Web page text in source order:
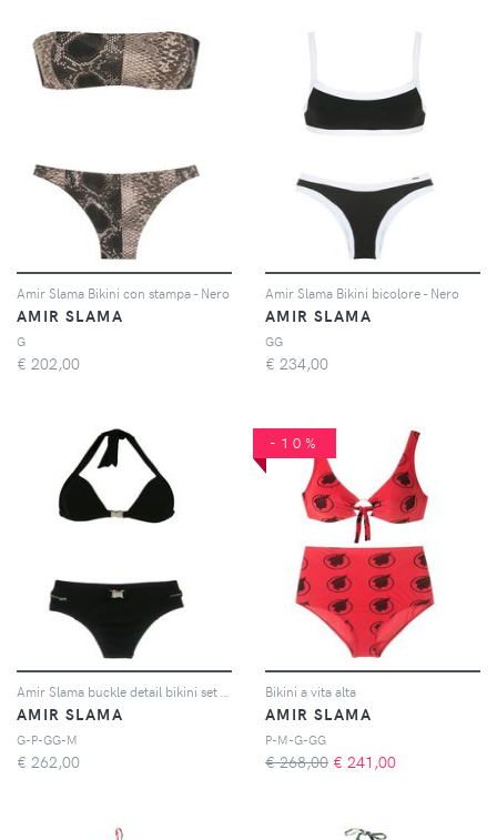
Amir Slama Bikini con stampa - Nero
AMIR SLAMA
G
€ 202,00
Amir Slama Bikini bicolore - Nero
AMIR SLAMA
GG
€ 234,00
AMIR SLAMA
G-P-GG-M
€ 262,00
-10%
Bikini a vita alta
AMIR SLAMA
P-M-G-GG
€ 268,00 € 241,00